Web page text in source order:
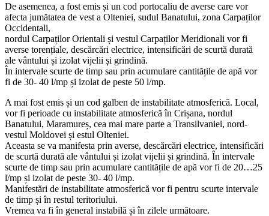
De asemenea, a fost emis și un cod portocaliu de averse care vor
afecta jumătatea de vest a Olteniei, sudul Banatului, zona Carpaților
Occidentali,
nordul Carpaților Orientali și vestul Carpaților Meridionali vor fi
averse torențiale, descărcări electrice, intensificări de scurtă durată
ale vântului și izolat vijelii și grindină.
În intervale scurte de timp sau prin acumulare cantitățile de apă vor
fi de 30- 40 l/mp și izolat de peste 50 l/mp.
A mai fost emis și un cod galben de instabilitate atmosferică. Local,
vor fi perioade cu instabilitate atmosferică în Crișana, nordul
Banatului, Maramureș, cea mai mare parte a Transilvaniei, nord-
vestul Moldovei și estul Olteniei.
Aceasta se va manifesta prin averse, descărcări electrice, intensificări
de scurtă durată ale vântului și izolat vijelii și grindină. În intervale
scurte de timp sau prin acumulare cantitățile de apă vor fi de 20…25
l/mp și izolat de peste 30- 40 l/mp.
Manifestări de instabilitate atmosferică vor fi pentru scurte intervale
de timp și în restul teritoriului.
Vremea va fi în general instabilă și în zilele următoare.